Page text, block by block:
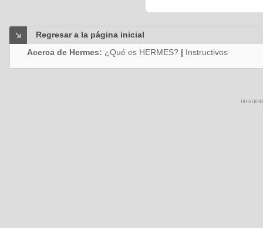
Regresar a la página inicial
Acerca de Hermes: ¿Qué es HERMES? | Instructivos